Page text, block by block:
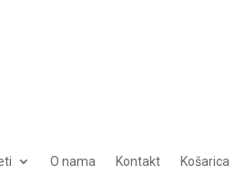
O nama Kontakt Košarica